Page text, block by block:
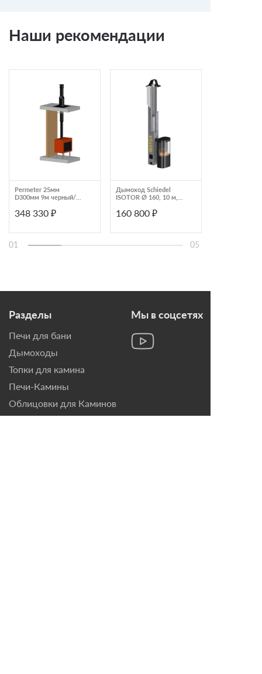
Наши рекомендации
Permeter 25мм
D300мм 9м черный/
монтаж) Schiedel
348 330 ₽
Дымоход Schiedel
ISOTOR Ø 160, 10 м,
месту
160 800 ₽
01 05
Разделы
Печи для бани
Дымоходы
Топки для камина
Печи-Камины
Облицовки для Каминов
Мы в соцсетях